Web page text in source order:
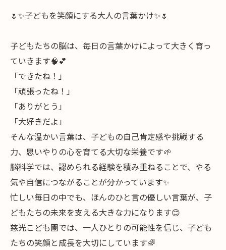
🌷✨子どもを笑顔にする大人の言葉かけ✨🌷
子どもたちの脳は、毎日の言葉かけによって大きく育っ
ていきます🧠💕
「できたね！」
「頑張ったね！」
「ありがとう」
「大好きだよ」
そんな温かい言葉は、子どもの自己肯定感や挑戦する
力、思いやりの心を育てる大切な栄養です🌱
脳科学では、認められる経験を積み重ねることで、やる
気や自信につながることが分かっています✨
忙しい毎日の中でも、ほんのひと言の優しい言葉が、子
どもたちの未来を支える大きな力になります😊
慈光こども園では、一人ひとりの可能性を信じ、子ども
たちの笑顔と成長を大切にしています🌈